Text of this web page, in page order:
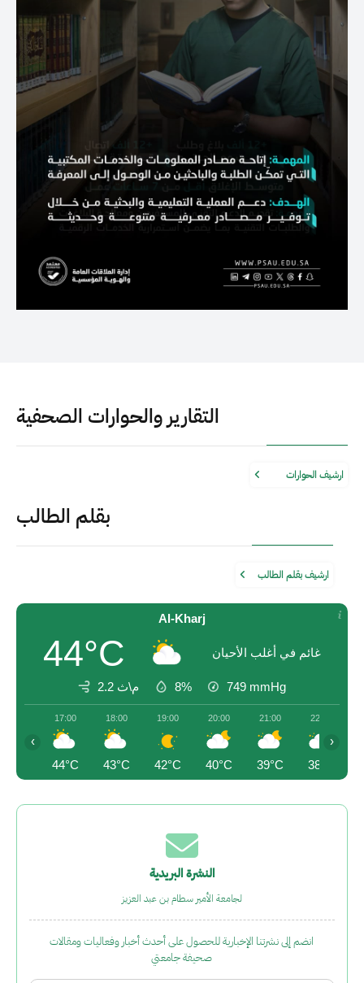
التقارير والحوارات الصحفية
ارشيف الحوارات
بقلم الطالب
ارشيف بقلم الطالب
Al-Kharj
44°C غائم في أغلب الأحيان
2.2 م\ث 8% 749 mmHg
17:00
44°C
18:00
43°C
19:00
42°C
20:00
40°C
21:00
39°C
22:00
38°C
‹ ›
النشرة البريدية
لجامعة الأمير سطام بن عبد العزيز
انضم إلى نشرتنا الإخبارية للحصول على أحدث أخبار وفعاليات ومقالات
صحيفة جامعتي